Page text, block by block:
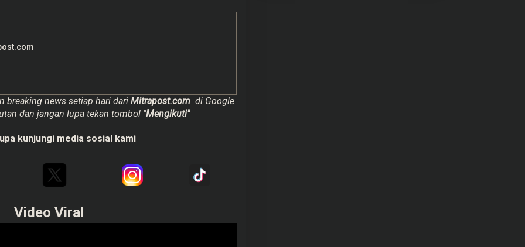
breaking news setiap hari dariMitrapost.com di Google
dan jangan lupa tekan tombol "Mengikuti"
kunjungi media sosial kami
Video Viral